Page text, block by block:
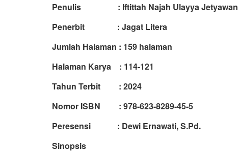
Penulis : Iftittah Najah Ulayya Jetyawan
Penerbit : Jagat Litera
Jumlah Halaman : 159 halaman
Halaman Karya : 114-121
Tahun Terbit : 2024
Nomor ISBN : 978-623-8289-45-5
Peresensi : Dewi Ernawati, S.Pd.
Sinopsis